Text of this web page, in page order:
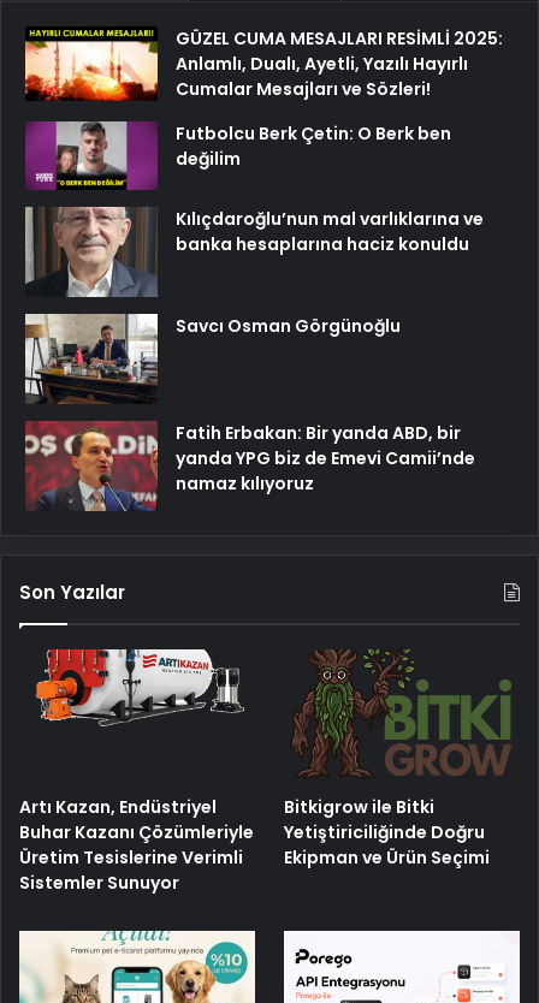
GÜZEL CUMA MESAJLARI RESİMLİ 2025:
Anlamlı, Dualı, Ayetli, Yazılı Hayırlı
Cumalar Mesajları ve Sözleri!
Futbolcu Berk Çetin: O Berk ben
değilim
Kılıçdaroğlu’nun mal varlıklarına ve
banka hesaplarına haciz konuldu
Savcı Osman Görgünoğlu
Fatih Erbakan: Bir yanda ABD, bir
yanda YPG biz de Emevi Camii’nde
namaz kılıyoruz
Son Yazılar
Artı Kazan, Endüstriyel
Buhar Kazanı Çözümleriyle
Üretim Tesislerine Verimli
Sistemler Sunuyor
Bitkigrow ile Bitki
Yetiştiriciliğinde Doğru
Ekipman ve Ürün Seçimi